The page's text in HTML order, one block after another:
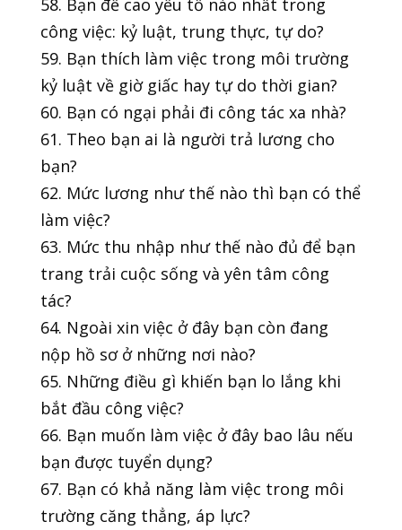
58. Bạn đề cao yếu tố nào nhất trong
công việc: kỷ luật, trung thực, tự do?
59. Bạn thích làm việc trong môi trường
kỷ luật về giờ giấc hay tự do thời gian?
60. Bạn có ngại phải đi công tác xa nhà?
61. Theo bạn ai là người trả lương cho
bạn?
62. Mức lương như thế nào thì bạn có thể
làm việc?
63. Mức thu nhập như thế nào đủ để bạn
trang trải cuộc sống và yên tâm công
tác?
64. Ngoài xin việc ở đây bạn còn đang
nộp hồ sơ ở những nơi nào?
65. Những điều gì khiến bạn lo lắng khi
bắt đầu công việc?
66. Bạn muốn làm việc ở đây bao lâu nếu
bạn được tuyển dụng?
67. Bạn có khả năng làm việc trong môi
trường căng thẳng, áp lực?